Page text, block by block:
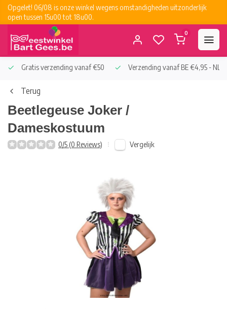
Opgelet! 06/08 is onze winkel wegens omstandigheden uitzonderlijk
open tussen 15u00 tot 18u00.
0
Gratis verzending vanaf €50 Verzending vanaf BE €4,95 - NL
Terug
Beetlegeuse Joker /
Dameskostuum
0/5 (0 Reviews) Vergelijk